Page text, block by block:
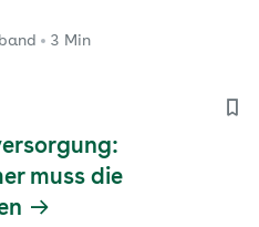
unverbindliche Angebote,
vernetzt sind, sieht
3 Min
muss die